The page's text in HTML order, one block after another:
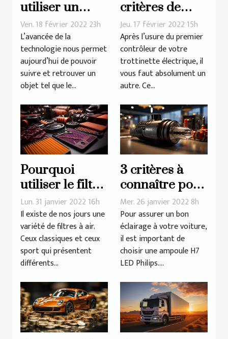
utiliser un
traceur GPS
pour sa moto ?
Ven. 18 février 2022 23h
L’avancée de la
technologie nous permet
aujourd’hui de pouvoir
suivre et retrouver un
objet tel que le...
critères de
choix d’un
contrôleur
pour
trottinette
électrique
Jeu. 17 février 2022 15h
Après l’usure du premier
contrôleur de votre
trottinette électrique, il
vous faut absolument un
autre. Ce...
Pourquoi
utiliser le filtre
à air sport : les
avantages
Lun. 31 janvier 2022 16h
Il existe de nos jours une
variété de filtres à air.
Ceux classiques et ceux
sport qui présentent
différents...
3 critères à
connaître pour
mieux choisir
votre
ampoule H7
LED Philips
Mer. 26 janvier 2022 8h
Pour assurer un bon
éclairage à votre voiture,
il est important de
choisir une ampoule H7
LED Philips....